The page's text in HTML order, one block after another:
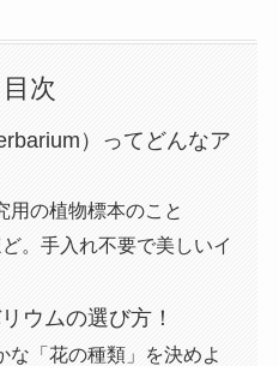
目次
）ってどんなア
用の植物標本のこと
。手入れ不要で美しいイ
ウムの選び方！
な「花の種類」を決めよ